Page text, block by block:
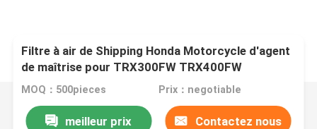
Filtre à air de Shipping Honda Motorcycle d'agent
de maîtrise pour TRX300FW TRX400FW
TRX450S TRX450ES
MOQ：500pieces Prix：negotiable
meilleur prix Contactez nous